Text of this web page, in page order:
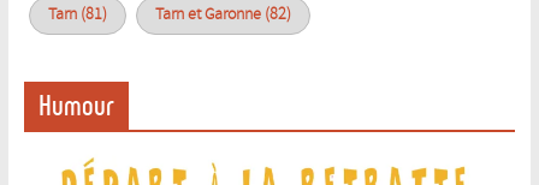
Tarn (81) Tarn et Garonne (82)
Humour